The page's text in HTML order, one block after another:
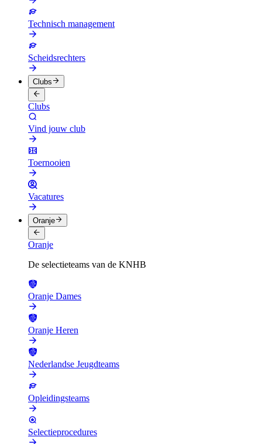
Technisch management
Scheidsrechters
Clubs
Clubs
Vind jouw club
Toernooien
Vacatures
Oranje
Oranje
De selectieteams van de KNHB
Oranje Dames
Oranje Heren
Nederlandse Jeugdteams
Opleidingsteams
Selectieprocedures